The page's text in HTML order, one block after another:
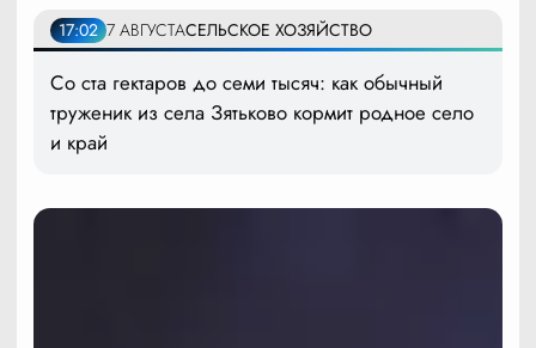
17:02 7 АВГУСТАСЕЛЬСКОЕ ХОЗЯЙСТВО
Со ста гектаров до семи тысяч: как обычный
труженик из села Зятьково кормит родное село
и край